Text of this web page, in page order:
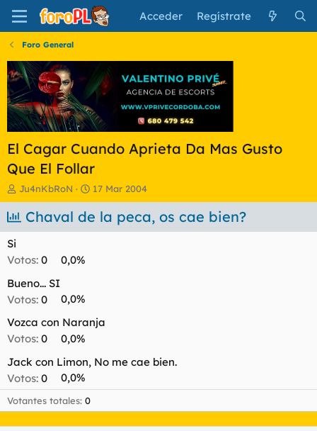
Acceder Regístrate
Foro General
El Cagar Cuando Aprieta Da Mas Gusto
Que El Follar
I
n
i
c
d
r
d
l
t
m
a
Ju4nKbRoN
F
e
c
c
i
17 Mar 2004
Chaval de la peca, os cae bien?
Si
Votos: 0
0,0%
Bueno... SI
Votos: 0
0,0%
Vozca con Naranja
Votos: 0
0,0%
Jack con Limon, No me cae bien.
Votos: 0 0,0%
Votantes totales 0